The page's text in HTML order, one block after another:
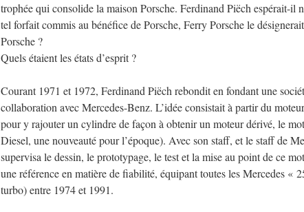
trophée qui consolide la maison Porsche. Ferdinand Piëch espérait-il
tel forfait commis au bénéfice de Porsche, Ferry Porsche le
Porsche ?
Quels étaient les états d’esprit ?
Courant 1971 et 1972, Ferdinand Piëch rebondit en fondant une
collaboration avec Mercedes-Benz. L’idée consistait à partir du
pour y rajouter un cylindre de façon à obtenir un moteur dérivé, le
Diesel, une nouveauté pour l’époque). Avec son staff, et le staff de
supervisa le dessin, le prototypage, le test et la mise au point de ce
une référence en matière de fiabilité, équipant toutes les Mercedes
turbo) entre 1974 et 1991.